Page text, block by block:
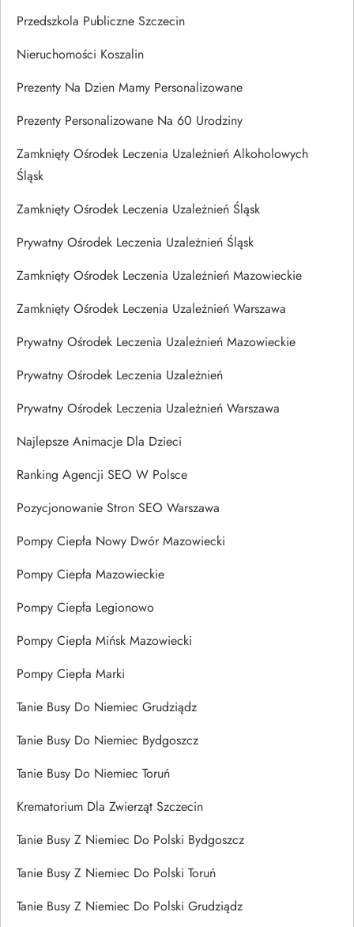
Przedszkola Publiczne Szczecin
Nieruchomości Koszalin
Prezenty Na Dzien Mamy Personalizowane
Prezenty Personalizowane Na 60 Urodziny
Zamknięty Ośrodek Leczenia Uzależnień Alkoholowych
Śląsk
Zamknięty Ośrodek Leczenia Uzależnień Śląsk
Prywatny Ośrodek Leczenia Uzależnień Śląsk
Zamknięty Ośrodek Leczenia Uzależnień Mazowieckie
Zamknięty Ośrodek Leczenia Uzależnień Warszawa
Prywatny Ośrodek Leczenia Uzależnień Mazowieckie
Prywatny Ośrodek Leczenia Uzależnień
Prywatny Ośrodek Leczenia Uzależnień Warszawa
Najlepsze Animacje Dla Dzieci
Ranking Agencji SEO W Polsce
Pozycjonowanie Stron SEO Warszawa
Pompy Ciepła Nowy Dwór Mazowiecki
Pompy Ciepła Mazowieckie
Pompy Ciepła Legionowo
Pompy Ciepła Mińsk Mazowiecki
Pompy Ciepła Marki
Tanie Busy Do Niemiec Grudziądz
Tanie Busy Do Niemiec Bydgoszcz
Tanie Busy Do Niemiec Toruń
Krematorium Dla Zwierząt Szczecin
Tanie Busy Z Niemiec Do Polski Bydgoszcz
Tanie Busy Z Niemiec Do Polski Toruń
Tanie Busy Z Niemiec Do Polski Grudziądz